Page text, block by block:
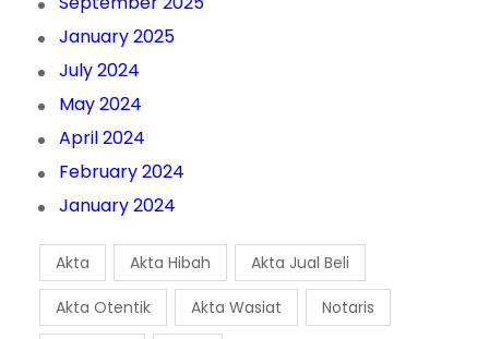
January 2025
July 2024
May 2024
April 2024
February 2024
January 2024
Akta Akta Hibah Akta Jual Beli
Akta Otentik Akta Wasiat Notaris